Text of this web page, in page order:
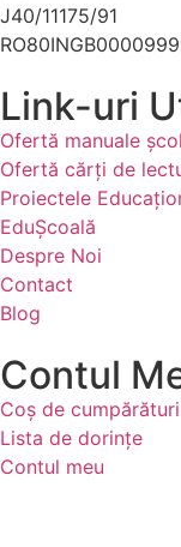
J40/11175/91
Link-uri
Ofertă manuale
Ofertă cărți de
Proiectele
EduȘcoală
Despre Noi
Contact
Blog
Contul
Coș de cumpărături
Lista de dorințe
Contul meu